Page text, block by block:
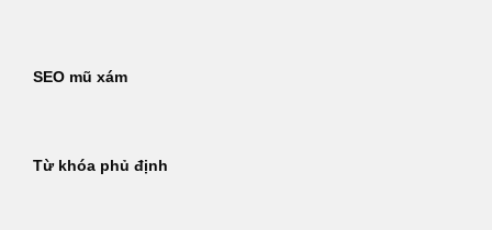
SEO mũ xám
Từ khóa phủ định